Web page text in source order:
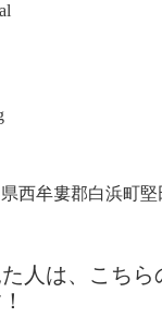
西牟婁郡白浜町堅
人は、こちら